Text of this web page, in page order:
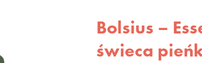
Bolsius –
świeca